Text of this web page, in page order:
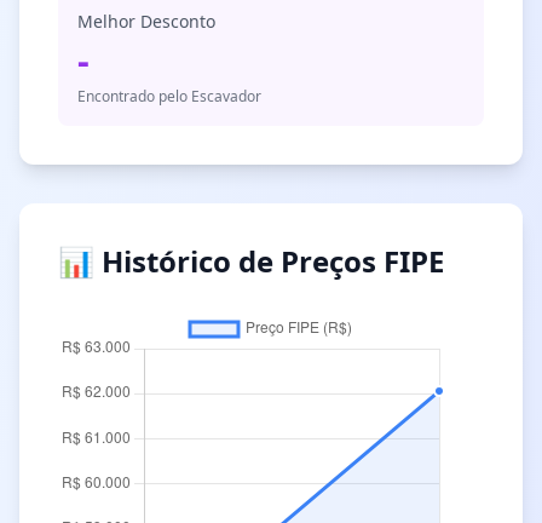
Melhor Desconto
-
Encontrado pelo Escavador
📊 Histórico de Preços FIPE